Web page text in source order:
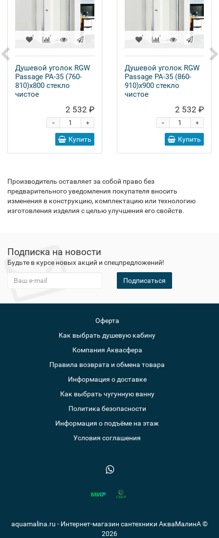
Душевой уголок RGW
Passage PA-35 (760-
810)x800 стекло
чистое
2 532 ₽
+
-
Купить
Душевой уголок RGW
Passage PA-35 (860-
910)x900 стекло
чистое
2 532 ₽
+
-
Купить
Производитель оставляет за собой право без
предварительного уведомления покупателя вносить
изменения в конструкцию, комплектацию или технологию
изготовления изделия с целью улучшения его свойств.
Подписка на новости
Будьте в курсе новых акций и спецпредложений!
Подписаться
Оферта
Как выбрать душевую кабину
Компания Аквасфера
Правила возврата и обмена товара
Информация о доставке
Как выбрать чугунную ванну
Политика безопасности
Информация о подъёме на этаж
Условия соглашения
aquamalina.ru - Интернет-магазин сантехники АкваМалинА ©
2026